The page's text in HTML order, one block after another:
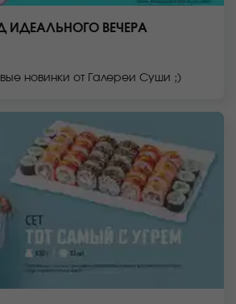
ИДЕАЛЬНОГО ВЕЧЕРА
новинки от Галереи Суши ;)